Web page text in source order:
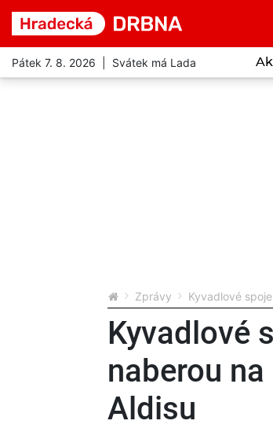
Pátek 7. 8. 2026 | Svátek má Lada
Zprávy Kyvadlové
Kyvadlové
naberou
Aldisu